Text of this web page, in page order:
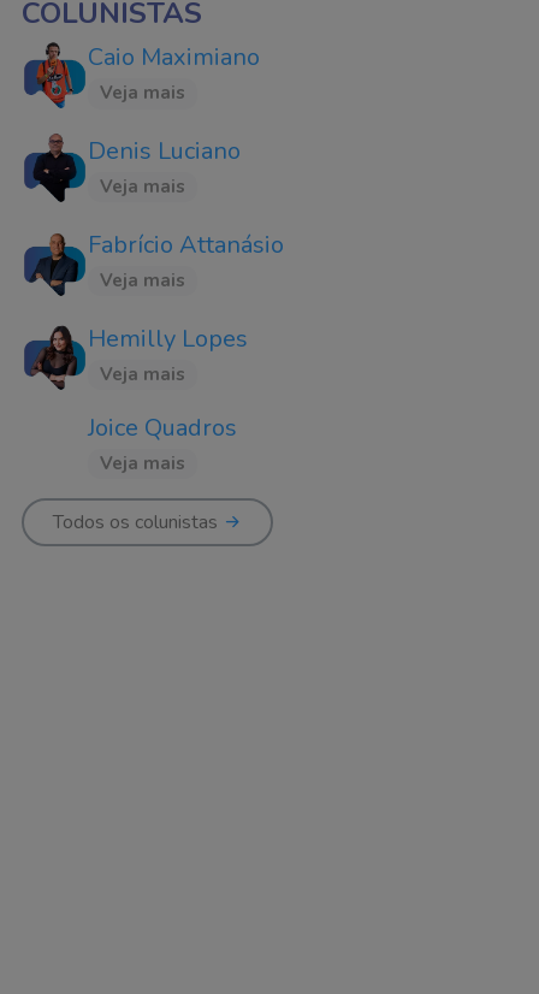
COLUNISTAS
Caio Maximiano
Veja mais
Denis Luciano
Veja mais
Fabrício Attanásio
Veja mais
Hemilly Lopes
Veja mais
Joice Quadros
Veja mais
Todos os colunistas